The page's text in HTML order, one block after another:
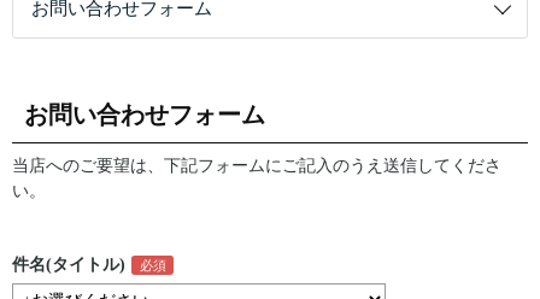
お問い合わせフォーム
お問い合わせフォーム
当店へのご要望は、下記フォームにご記入のうえ送信してくださ
い。
件名(タイトル)